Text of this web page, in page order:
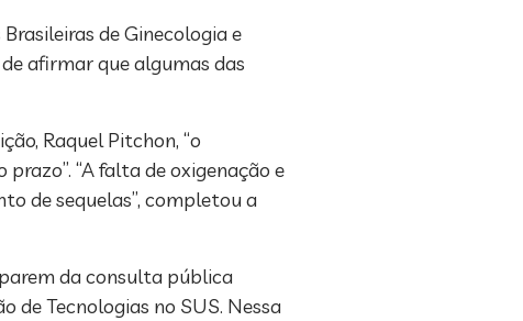
de Ginecologia e
afirmar que algumas das
Raquel Pitchon, “o
“A falta de oxigenação e
de sequelas”, completou a
da consulta pública
de Tecnologias no SUS. Nessa